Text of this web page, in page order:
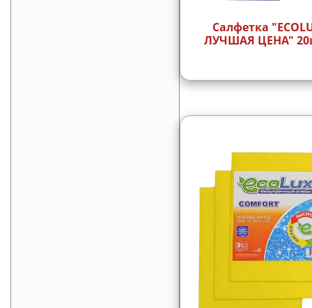
Салфетка
ЛУЧШАЯ ЦЕНА"